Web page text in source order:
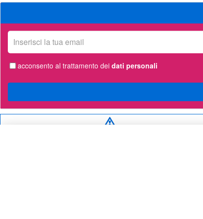
La
tua
email
acconsento al trattamento dei dati personali